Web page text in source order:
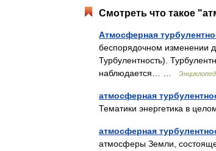
Смотреть что такое
Атмосферная
беспорядочном изменении
Турбулентность).
наблюдается… …
атмосферная
Тематики энергетика в
атмосферная
атмосферы Земли,